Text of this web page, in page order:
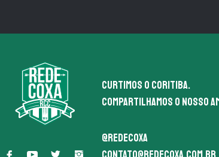
Curtimos o coritiba.
Compartilhamos o nosso
@redecoxa